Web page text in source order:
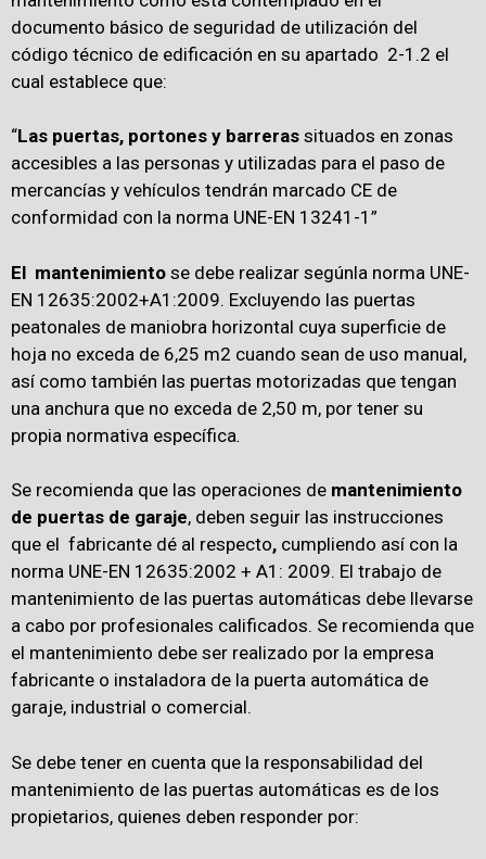
documento básico de seguridad de utilización del
código técnico de edificación en su apartado 2-1.2 el
cual establece que:
“Las puertas, portones y barreras situados en zonas
accesibles a las personas y utilizadas para el paso de
mercancías y vehículos tendrán marcado CE de
conformidad con la norma UNE-EN 13241-1”
El mantenimiento se debe realizar segúnla norma UNE-
EN 12635:2002+A1:2009. Excluyendo las puertas
peatonales de maniobra horizontal cuya superficie de
hoja no exceda de 6,25 m2 cuando sean de uso manual,
así como también las puertas motorizadas que tengan
una anchura que no exceda de 2,50 m, por tener su
propia normativa específica.
Se recomienda que las operaciones de mantenimiento
de puertas de garaje, deben seguir las instrucciones
que el fabricante dé al respecto, cumpliendo así con la
norma UNE-EN 12635:2002 + A1: 2009. El trabajo de
mantenimiento de las puertas automáticas debe llevarse
a cabo por profesionales calificados. Se recomienda que
el mantenimiento debe ser realizado por la empresa
fabricante o instaladora de la puerta automática de
garaje, industrial o comercial.
Se debe tener en cuenta que la responsabilidad del
mantenimiento de las puertas automáticas es de los
propietarios, quienes deben responder por: